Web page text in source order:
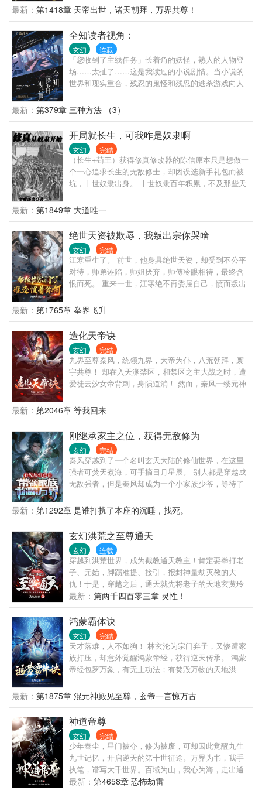
要……死绝了！” …… 这一日，尘封了十万年的葬天
神剑，重新出世，苍天啼血，万剑悲鸣！ “本帝只是老
了，不是死了！” “一群忘恩负义之辈，岂配本帝守
护！” 天渊深处，陆玄怒火滔天，冰冷之声，传遍诸
天！ “我为诸天，镇守天渊十万年，尔等蝼蚁竟敢辱我
后人，断我传承！” “既如此，那就拉上诸天一起陪葬
吧！” 这一日，天渊封印解除，异域再临，诸天沦陷！
最新： 第1418章 天帝出世，诸天朝拜，万界共尊！
全知读者视角：
玄幻 连载
「您收到了主线任务」长着角的妖怪，熟人的人物登
场……太扯了……这是我读过的小说剧情。当小说的
世界和现实重合，残忍的鬼怪和残忍的逃杀游戏向人
是知晓新世界结局的唯一读者。如果我的人生和现在
不同 那会是什么样的呢？
最新： 第379章 三种方法 （3）
开局就长生，可我咋是奴隶啊
玄幻 完结
（长生+苟王）获得修真修改器的陈信原本只是想做一
个一心追求长生的无敌修士，却因误选新手礼包而被
坑，十世奴隶出身。 十世奴隶百年积累，不及那些天
路。 “出身寒微不是耻辱，能屈能伸方为丈夫”
最新： 第1849章 大道唯一
绝世天资被欺辱，我叛出宗你哭啥
玄幻 完结
江寒重生了。 前世，他身具绝世天资，却受到不公平
对待，师弟诬陷，师姐厌弃，师傅冷眼相待，最终含
恨而死。 重来一世，江寒绝不再委屈自己，愤而叛出
干二净！ 可没想到，师傅师姐竟然开始后悔，哭着求
我回去。 江寒冷笑：“都叛出宗门了，还求我回去干什
么？” 后悔？后悔有什么用？我绝不原谅！
最新： 第1765章 举界飞升
造化天帝诀
玄幻 完结
九界至尊秦风，统领九界，大帝为仆，八荒朝拜，寰
宇共尊！ 却在入天渊禁区，和禁区之主大战之时，遭
爱徒云汐女帝背刺，身陨道消！ 然而，秦风一缕元神
世，他修炼九天十地最强的，势必要重登绝巅，君临
诸天万界！
最新： 第2046章 等我回来
刚继承家主之位，获得无敌修为
玄幻 完结
秦风穿越到了一个名叫玄天大陆的修仙世界，在这里
强者可焚天煮海，可手摘日月星辰。 别人都是穿越成
无敌强者，但是秦风却成为一个小家族少爷，等待了
族即可开启。 绑定家族第一天，恭喜主人绑定家族成
功，家族气运点360点。 “系统，你迟到了18年，你是
不是该补偿补偿我？” “叮，补偿礼包已发放。” “叮，恭
喜主人获得神级功法混沌神决” “叮，恭喜主人获得神
级体质混沌神体” “叮，恭喜主人获得神级战技混沌战
经” “叮，恭喜主人获得九转大帝境修为”
。。。。。。。。 绑定家族第二天，恭喜主人家族出
现风雷剑体，奖励家族气运10000点，恭喜主人获得风
雷剑体X20。 多年以后，秦风发现秦家已经称霸玄天
原来自己早已经站在万界之巅，家族大帝多如狗，准
帝满地走。 而对于秦风来说，玄天大陆覆手可灭。 上
界神明见到秦风，也恭恭敬敬的叫一声秦爷。
最新： 第1292章 是谁打扰了本座的沉睡，找死。
玄幻洪荒之至尊通天
玄幻 连载
穿越到洪荒世界，成为截教通天教主！肯定要拳打老
子、元始，脚踢准提、接引，报封神量劫灭教的大
仇！于是，穿越之后，通天就先将老子的天地玄黄玲
珑宝塔给抢了！然后，得至宝，收道侣，立截教，通
天威名，名震诸天万界！
最新： 第两千四百零三章 灵性！
鸿蒙霸体诀
玄幻 完结
天才落难，人不如狗！ 林玄沦为宗门弃子，又惨遭家
族打压，却意外觉醒鸿蒙帝经，获得逆天传承。 鸿蒙
帝经包罗万象，有无上功法；有焚毁万物的天地洪
尊；杀戮成性的魔族之祖；称霸洪荒的上古真灵；诞
生自混沌的先天灵物…… 凭借这逆天造化，林玄强势
崛起，斩天骄、灭大能，踏星河、吞位面，证道鸿蒙
帝尊！
最新： 第1875章 混元神殿见至尊，玄帝一言惊万古
神道帝尊
玄幻 完结
少年秦尘，星门被夺，修为被废，可却因此觉醒九生
九世记忆，开启逆天的第十世征途。万界为书，我手
执笔，谱写大千世界。百域为山，我心为海，走出通
天神道。手擎天，脚踏地，这一世，我为帝尊，谁，
最新： 第4658章 恐怖劫雷